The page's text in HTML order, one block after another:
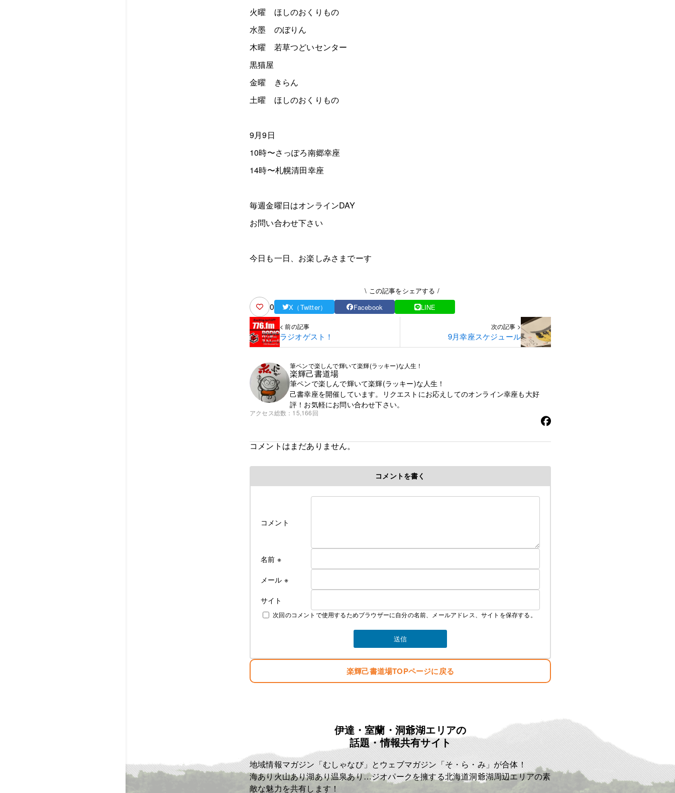
火曜 ほしのおくりもの
水墨 のぼりん
木曜 若草つどいセンター
黒猫屋
金曜 きらん
土曜 ほしのおくりもの
9月9日
10時〜さっぽろ南郷幸座
14時〜札幌清田幸座
毎週金曜日はオンラインDAY
お問い合わせ下さい
今日も一日、お楽しみさまでーす
0
\ この記事をシェアする /
X（Twitter）
Facebook LINE
< 前の記事
ラジオゲスト！
次の記事 >
9月幸座スケジュール
筆ペンで楽しんで輝いて楽輝(ラッキー)な人生！
楽輝己書道場
筆ペンで楽しんで輝いて楽輝(ラッキー)な人生！
己書幸座を開催しています。リクエストにお応えしてのオンライン幸座も大好
評！お気軽にお問い合わせ下さい。
アクセス総数 15,166回
コメントはまだありません。
コメントを書く
コメント
名前 ※
メール ※
サイト
次回のコメントで使用するためブラウザーに自分の名前、メールアドレス、サイトを保存する。
楽輝己書道場TOPページに戻る
伊達・室蘭・洞爺湖エリアの
話題・情報共有サイト
地域情報マガジン「むしゃなび」とウェブマガジン「そ・ら・み」が合体！
海あり火山あり湖あり温泉あり…ジオパークを擁する北海道洞爺湖周辺エリアの素
敵な魅力を共有します！